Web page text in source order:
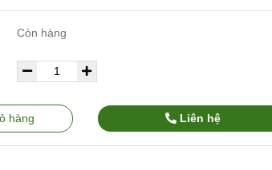
Còn hàng
hàng Liên hệ